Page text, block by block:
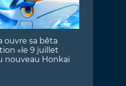
ouvre sa bêta
»le 9 juillet
nouveau Honkai